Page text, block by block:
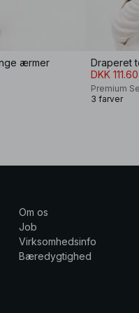
ærmer
Draperet
DKK 111.60
Premium
3 farver
Om os
Job
Virksomhedsinfo
Bæredygtighed